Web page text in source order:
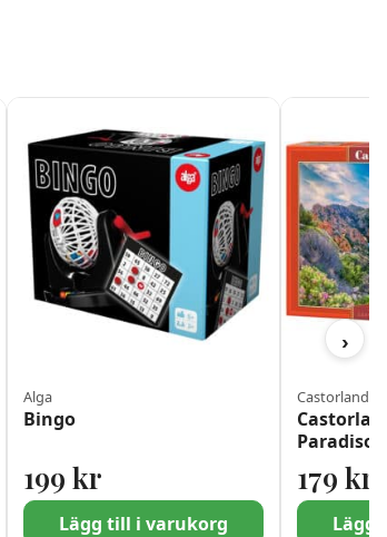
kr.
kr.
Alga
Bingo
199 kr
Lägg till i varukorg
Castorland
Paradiso
179 kr
Lägg
›